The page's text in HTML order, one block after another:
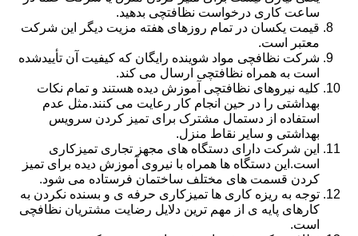
ساعت کاری درخواست نظافتچی بدهید.
قیمت یکسان در تمام روزهای هفته مزیت دیگر این شرکت
معتبر است.
شرکت نظافچی مواد شوینده رایگان که کیفیت آن تأییدشده
است به همراه نظافتچی ارسال می کند.
کلیه نیروهای نظافتچی آموزش دیده هستند و تمام نکات
بهداشتی را در حین انجام کار رعایت می کنند.مثل عدم
استفاده از دستمال مشترک برای تمیز کردن سرویس
بهداشتی و سایر نقاط منزل.
این شرکت دارای دستگاه های مجهز تجاری تمیزکاری
است.این دستگاه ها همراه با نیروی آموزش دیده برای تمیز
کردن قسمت های مختلف ساختمان فرستاده می شود.
توجه به ریزه کاری ها تمیزکاری حرفه ی و بسنده نکردن به
کارهای پایه ی از مهم ترین دلایل رضایت مشتریان نظافچی
است.